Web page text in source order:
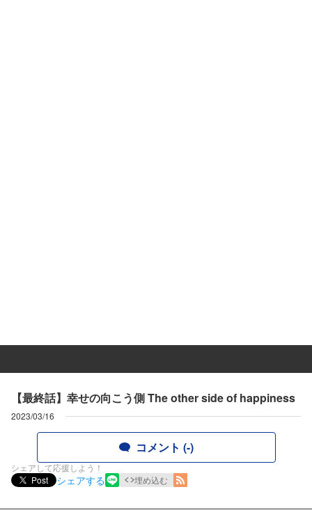
【最終話】幸せの向こう側 The other side of happiness
2023/03/16
コメント (-)
シェアして応援しよう！
Post
シェアする 埋め込む